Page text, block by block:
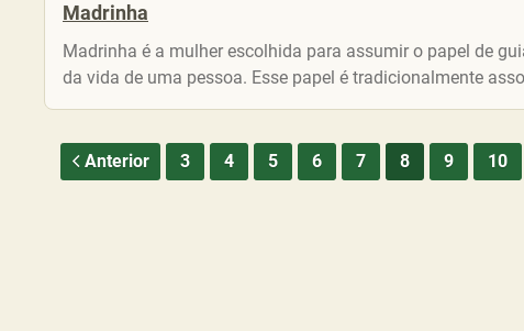
Madrinha
Madrinha é a mulher escolhida para assumir o papel de
da vida de uma pessoa. Esse papel é tradicionalmente
Anterior 3 4 5 6 7 8 9 10